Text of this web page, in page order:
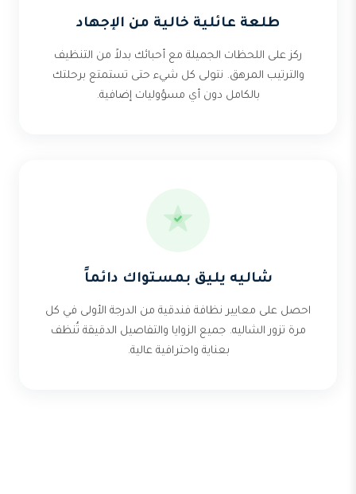
طلعة عائلية خالية من الإجهاد
ركز على اللحظات الجميلة مع أحبائك بدلاً من التنظيف
والترتيب المرهق. نتولى كل شيء حتى تستمتع برحلتك
بالكامل دون أي مسؤوليات إضافية.
شاليه يليق بمستواك دائماً
احصل على معايير نظافة فندقية من الدرجة الأولى في كل
مرة تزور الشاليه. جميع الزوايا والتفاصيل الدقيقة تُنظف
بعناية واحترافية عالية.